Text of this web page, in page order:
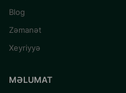
Blog
Zəmanət
Xeyriyyə
MƏLUMAT